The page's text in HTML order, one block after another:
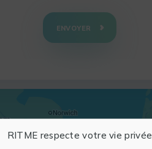
RITME respecte votre vie privée
ENVOYER